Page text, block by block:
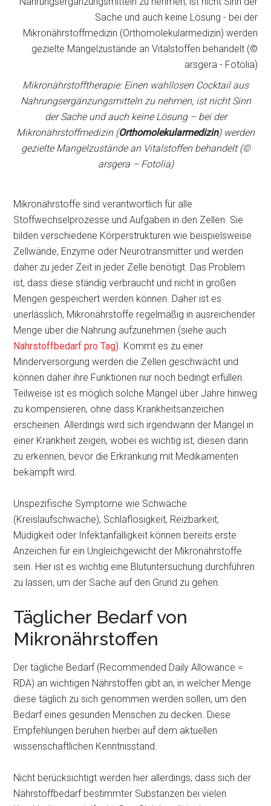
Mikronährstofftherapie: Einen wahllosen Cocktail aus
Nahrungsergänzungsmitteln zu nehmen, ist nicht Sinn
der Sache und auch keine Lösung – bei der
Mikronährstoffmedizin (Orthomolekularmedizin) werden
gezielte Mangelzustände an Vitalstoffen behandelt (©
arsgera – Fotolia)
Mikronährstoffe sind verantwortlich für alle
Stoffwechselprozesse und Aufgaben in den Zellen. Sie
bilden verschiedene Körperstrukturen wie beispielsweise
Zellwände, Enzyme oder Neurotransmitter und werden
daher zu jeder Zeit in jeder Zelle benötigt. Das Problem
ist, dass diese ständig verbraucht und nicht in großen
Mengen gespeichert werden können. Daher ist es
unerlässlich, Mikronährstoffe regelmäßig in ausreichender
Menge über die Nahrung aufzunehmen (siehe auch
Nährstoffbedarf pro Tag). Kommt es zu einer
Minderversorgung werden die Zellen geschwächt und
können daher ihre Funktionen nur noch bedingt erfüllen.
Teilweise ist es möglich solche Mängel über Jahre hinweg
zu kompensieren, ohne dass Krankheitsanzeichen
erscheinen. Allerdings wird sich irgendwann der Mangel in
einer Krankheit zeigen, wobei es wichtig ist, diesen dann
zu erkennen, bevor die Erkrankung mit Medikamenten
bekämpft wird.
Unspezifische Symptome wie Schwäche
(Kreislaufschwäche), Schlaflosigkeit, Reizbarkeit,
Müdigkeit oder Infektanfälligkeit können bereits erste
Anzeichen für ein Ungleichgewicht der Mikronährstoffe
sein. Hier ist es wichtig eine Blutuntersuchung durchführen
zu lassen, um der Sache auf den Grund zu gehen.
Täglicher Bedarf von
Mikronährstoffen
Der tägliche Bedarf (Recommended Daily Allowance =
RDA) an wichtigen Nährstoffen gibt an, in welcher Menge
diese täglich zu sich genommen werden sollen, um den
Bedarf eines gesunden Menschen zu decken. Diese
Empfehlungen beruhen hierbei auf dem aktuellen
wissenschaftlichen Kenntnisstand.
Nicht berücksichtigt werden hier allerdings, dass sich der
Nährstoffbedarf bestimmter Substanzen bei vielen